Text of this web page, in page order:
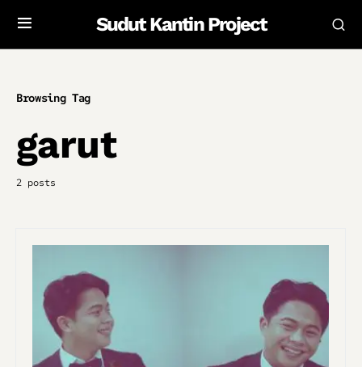
Sudut Kantin Project
Browsing Tag
garut
2 posts